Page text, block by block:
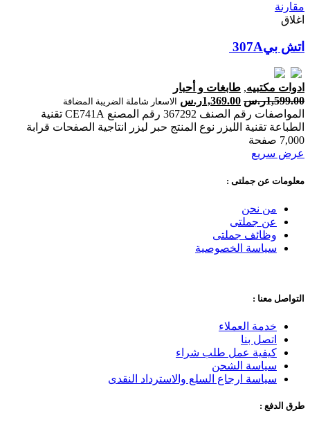
مقارنة
اغلاق
ادوات مكتبيه, طابغات و أحبار
1,599.00ر.س 1,369.00ر.س الاسعار شاملة الضريبة المضافة
المواصفات رقم الصنف 367292 رقم المصنع CE741A تقنية
الطباعة تقنية الليزر نوع المنتج حبر ليزر انتاجية الصفحات ‎قرابة
7,000 صفحة‎
عرض سريع
معلومات عن جملتى :
من نحن
عن جملتى
وظائف جملتى
سياسة الخصوصية
التواصل معنا :
خدمة العملاء
اتصل بنا
كيفية عمل طلب شراء
سياسة الشحن
سياسة ارجاع السلع والاسترداد النقدى
طرق الدفع :